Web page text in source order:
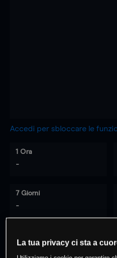
Accedi per sbloccare le
1 Ora
-
7 Giorni
-
0 % dei clienti hanno
La tua privacy ci sta a